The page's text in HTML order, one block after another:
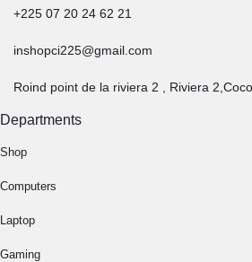
+225 07 20 24 62 21
inshopci225@gmail.com
Roind point de la riviera 2 , Riviera
Departments
Shop
Computers
Laptop
Gaming